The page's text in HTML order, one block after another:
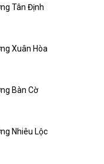
Tân Định
Xuân Hòa
Bàn Cờ
Nhiêu Lộc